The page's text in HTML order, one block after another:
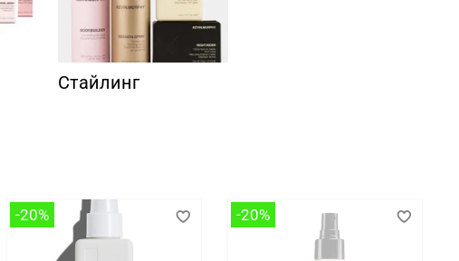
Стайлинг
-20% -20%